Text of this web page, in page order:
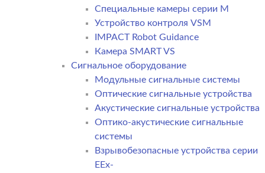
Специальные камеры серии M
Устройство контроля VSM
IMPACT Robot Guidance
Камера SMART VS
Cигнальное оборудование
Модульные сигнальные системы
Оптические сигнальные устройства
Акустические сигнальные устройства
Оптико-акустические сигнальные
системы
Взрывобезопасные устройства серии
EEx-